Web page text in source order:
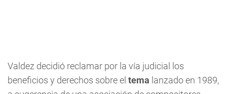
Valdez decidió reclamar por la vía judicial los
beneficios y derechos sobre el tema lanzado en 1989,